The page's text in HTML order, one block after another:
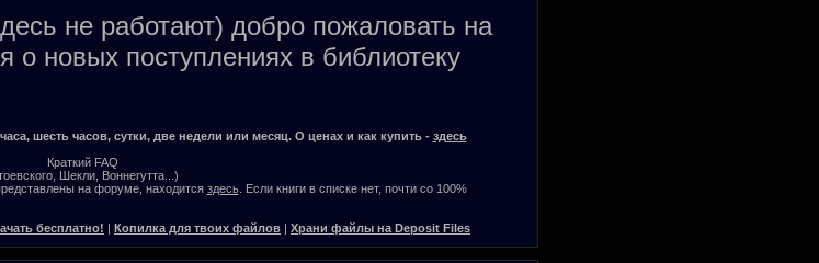
не работают) добро пожаловать на
о новых поступлениях в библиотеку
шесть часов, сутки, две недели или месяц. О ценах и как купить - здесь
Краткий FAQ
Шекли, Воннегутта...)
на форуме, находится здесь. Если книги в списке нет, почти со 100%
бесплатно! Копилка для твоих файлов Храни файлы на Deposit Files